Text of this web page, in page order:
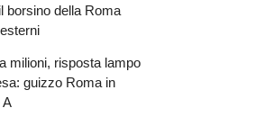
borsino della Roma
milioni, risposta lampo
guizzo Roma in
A